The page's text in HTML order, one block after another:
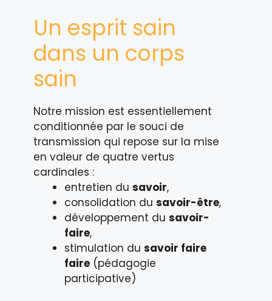
Un esprit sain
dans un corps
sain
Notre mission est essentiellement
conditionnée par le souci de
transmission qui repose sur la mise
en valeur de quatre vertus
cardinales :
entretien du savoir,
consolidation du savoir-être,
développement du savoir-
faire,
stimulation du savoir faire
faire(pédagogie
participative)